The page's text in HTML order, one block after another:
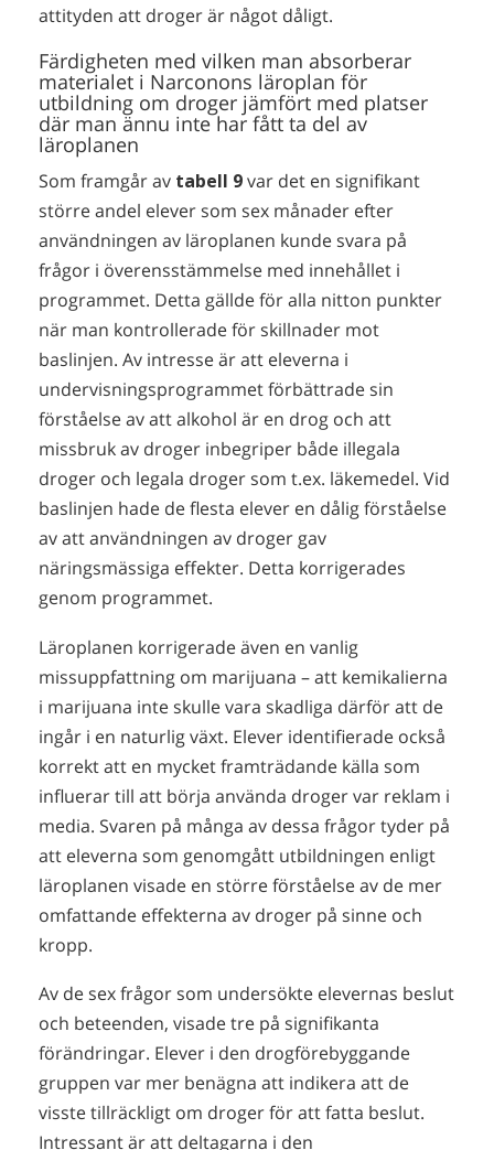
attityden att droger är något dåligt.
Färdigheten med vilken man absorberar
materialet i Narconons läroplan för
utbildning om droger jämfört med platser
där man ännu inte har fått ta del av
läroplanen
Som framgår av tabell 9var det en signifikant
större andel elever som sex månader efter
användningen av läroplanen kunde svara på
frågor i överensstämmelse med innehållet i
programmet. Detta gällde för alla nitton punkter
när man kontrollerade för skillnader mot
baslinjen. Av intresse är att eleverna i
undervisningsprogrammet förbättrade sin
förståelse av att alkohol är en drog och att
missbruk av droger inbegriper både illegala
droger och legala droger som t.ex. läkemedel. Vid
baslinjen hade de flesta elever en dålig förståelse
av att användningen av droger gav
näringsmässiga effekter. Detta korrigerades
genom programmet.
Läroplanen korrigerade även en vanlig
missuppfattning om marijuana – att kemikalierna
i marijuana inte skulle vara skadliga därför att de
ingår i en naturlig växt. Elever identifierade också
korrekt att en mycket framträdande källa som
influerar till att börja använda droger var reklam i
media. Svaren på många av dessa frågor tyder på
att eleverna som genomgått utbildningen enligt
läroplanen visade en större förståelse av de mer
omfattande effekterna av droger på sinne och
kropp.
Av de sex frågor som undersökte elevernas beslut
och beteenden, visade tre på signifikanta
förändringar. Elever i den drogförebyggande
gruppen var mer benägna att indikera att de
visste tillräckligt om droger för att fatta beslut.
Intressant är att deltagarna i den